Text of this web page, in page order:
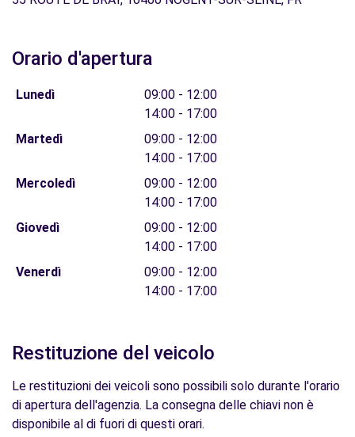
Orario d'apertura
Lunedì
09:00 - 12:00
14:00 - 17:00
Martedì
09:00 - 12:00
14:00 - 17:00
Mercoledì
09:00 - 12:00
14:00 - 17:00
Giovedì
09:00 - 12:00
14:00 - 17:00
Venerdì
09:00 - 12:00
14:00 - 17:00
Restituzione del veicolo
Le restituzioni dei veicoli sono possibili solo durante l'orario
di apertura dell'agenzia. La consegna delle chiavi non è
disponibile al di fuori di questi orari.